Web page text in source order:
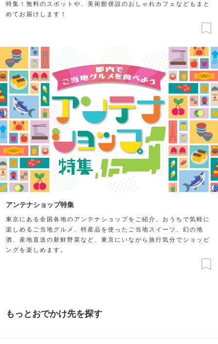
特集！無料のスポットや、美術館併設のおしゃれカフェなどもまと
めてお届けします！
アンテナショップ特集
東京にある全国各地のアンテナショップをご紹介。おうちで気軽に
楽しめるご当地グルメ、特産品を使ったご当地スイーツ、幻の地
酒、産地直送の新鮮野菜など、東京にいながら旅行気分でショッピ
ングを楽しめます。
もっとおでかけ先を探す